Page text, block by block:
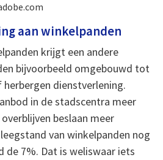
aan winkelpanden
krijgt een andere
bijvoorbeeld omgebouwd tot
dienstverlening.
in de stadscentra meer
beslaan meer
van winkelpanden nog
de 7%. Dat is weliswaar iets